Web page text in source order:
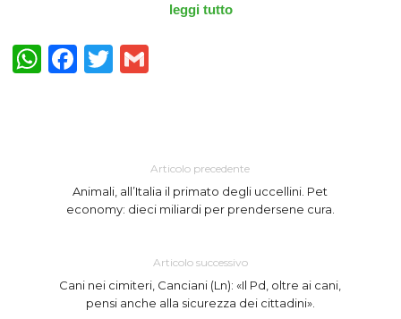
leggi tutto
WhatsApp
Facebook
Twitter
Articolo precedente
Animali, all’Italia il primato degli uccellini. Pet
economy: dieci miliardi per prendersene cura.
Articolo successivo
Cani nei cimiteri, Canciani (Ln): «Il Pd, oltre ai cani,
pensi anche alla sicurezza dei cittadini».